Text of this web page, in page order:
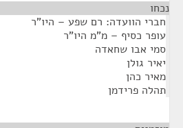
נכחו
חברי הוועדה: רם שפע – היו"ר
עופר כסיף – מ"מ היו"ר
סמי אבו שחאדה
יאיר גולן
מאיר כהן
תהלה פרידמן